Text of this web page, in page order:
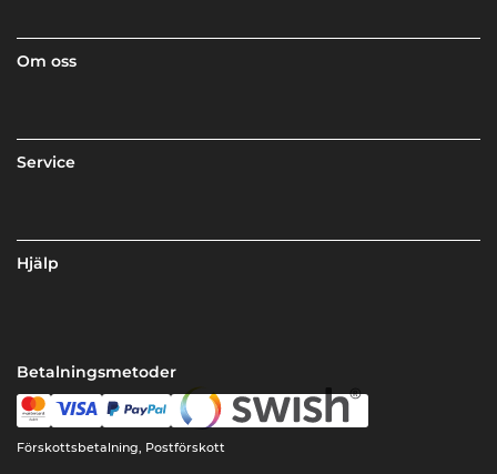
Om oss
Service
Hjälp
Betalningsmetoder
Förskottsbetalning, Postförskott